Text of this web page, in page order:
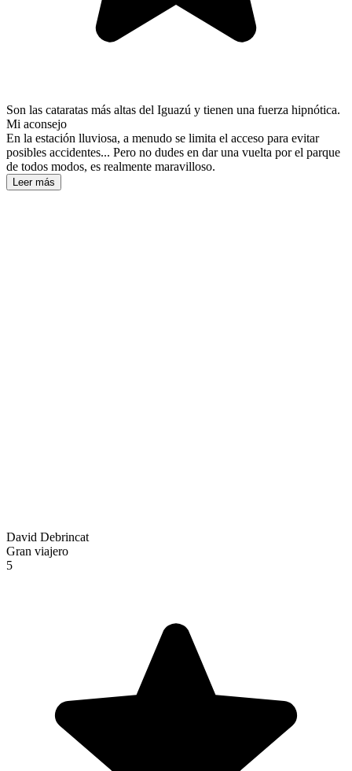
Son las cataratas más altas del Iguazú y tienen una fuerza hipnótica.
Mi aconsejo
En la estación lluviosa, a menudo se limita el acceso para evitar
posibles accidentes... Pero no dudes en dar una vuelta por el parque
de todos modos, es realmente maravilloso.
Leer más
David Debrincat
Gran viajero
5